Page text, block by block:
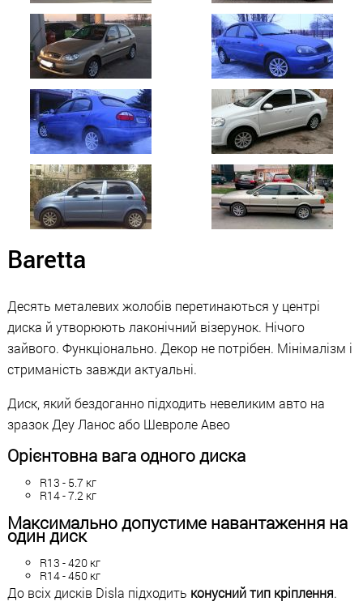
Baretta
Десять металевих жолобів перетинаються у центрі
диска й утворюють лаконічний візерунок. Нічого
зайвого. Функціонально. Декор не потрібен. Мінімалізм і
стриманість завжди актуальні.
Диск, який бездоганно підходить невеликим авто на
зразок Деу Ланос або Шевроле Авео
Орієнтовна вага одного диска
R13 - 5.7 кг
R14 - 7.2 кг
Максимально допустиме навантаження на
один диск
R13 - 420 кг
R14 - 450 кг
До всіх дисків Disla підходить конусний тип кріплення.